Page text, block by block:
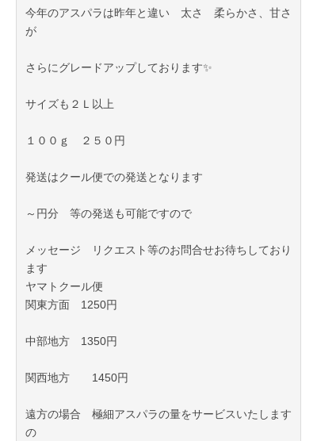
今年のアスパラは昨年と違い 太さ 柔らかさ、甘さ
が
さらにグレードアップしております✨
サイズも２Ｌ以上
１００ｇ ２５０円
発送はクール便での発送となります
～円分 等の発送も可能ですので
メッセージ リクエスト等のお問合せお待ちしており
ます
ヤマトクール便
関東方面 1250円
中部地方 1350円
関西地方 1450円
遠方の場合 極細アスパラの量をサービスいたします
の